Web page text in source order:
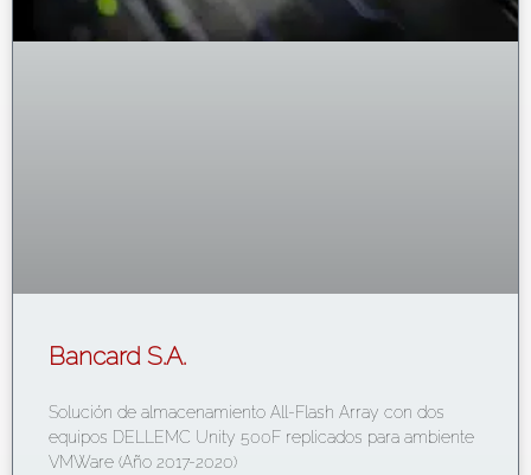
Bancard S.A.
Solución de almacenamiento All-Flash Array con dos
equipos DELLEMC Unity 500F replicados para ambiente
VMWare (Año 2017-2020)